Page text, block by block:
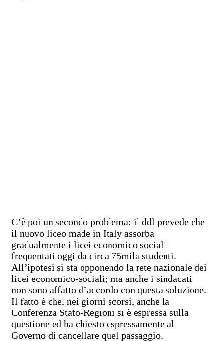
C’è poi un secondo problema: il ddl prevede che
il nuovo liceo made in Italy assorba
gradualmente i licei economico sociali
frequentati oggi da circa 75mila studenti.
All’ipotesi si sta opponendo la rete nazionale dei
licei economico-sociali; ma anche i sindacati
non sono affatto d’accordo con questa soluzione.
Il fatto è che, nei giorni scorsi, anche la
Conferenza Stato-Regioni si è espressa sulla
questione ed ha chiesto espressamente al
Governo di cancellare quel passaggio.